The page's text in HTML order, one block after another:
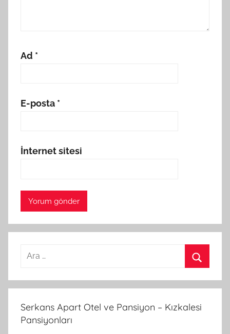
Ad *
E-posta *
İnternet sitesi
a
a
:
r
a
Serkans Apart Otel ve Pansiyon – Kızkalesi
Pansiyonları